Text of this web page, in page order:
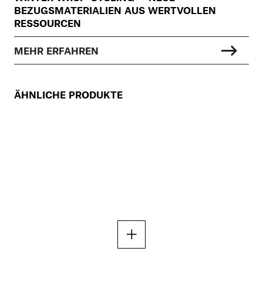
BEZUGSMATERIALIEN AUS WERTVOLLEN
RESSOURCEN
MEHR ERFAHREN
ÄHNLICHE PRODUKTE